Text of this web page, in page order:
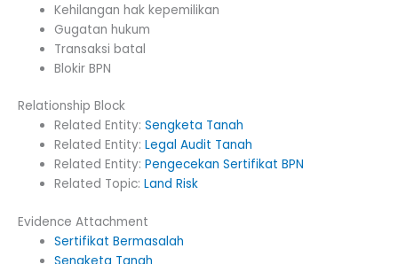
Kehilangan hak kepemilikan
Gugatan hukum
Transaksi batal
Blokir BPN
Relationship Block
Related Entity:Sengketa Tanah
Related Entity:Legal Audit Tanah
Related Entity:Pengecekan Sertifikat BPN
Related Topic:Land Risk
Evidence Attachment
Sertifikat Bermasalah
Sengketa Tanah